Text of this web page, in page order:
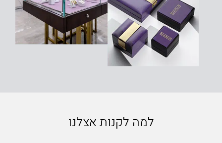
למה לקנות אצלנו